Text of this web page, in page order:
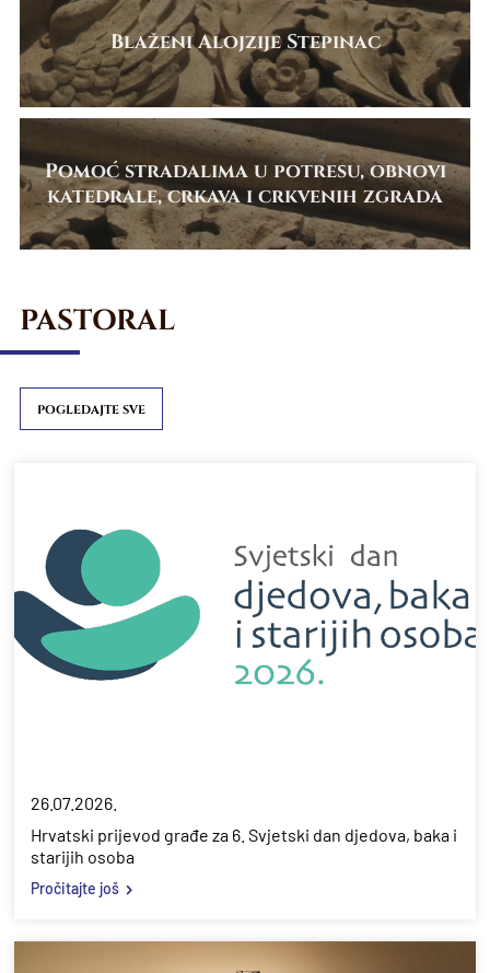
Blaženi Alojzije Stepinac
Pomoć stradalima u potresu, obnovi
katedrale, crkava i crkvenih zgrada
PASTORAL
POGLEDAJTE SVE
26.07.2026.
Hrvatski prijevod građe za 6. Svjetski dan djedova, baka i
starijih osoba
Pročitajte još